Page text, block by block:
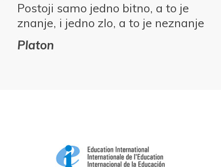
Postoji samo jedno bitno, a to je
znanje, i jedno zlo, a to je neznanje
Platon